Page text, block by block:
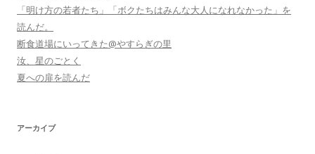
「明け方の若者たち」「ボクたちはみんな大人になれなかった」を
読んだ。
断食道場にいってきた@やすらぎの里
汝、星のごとく
夏への扉を読んだ
アーカイブ